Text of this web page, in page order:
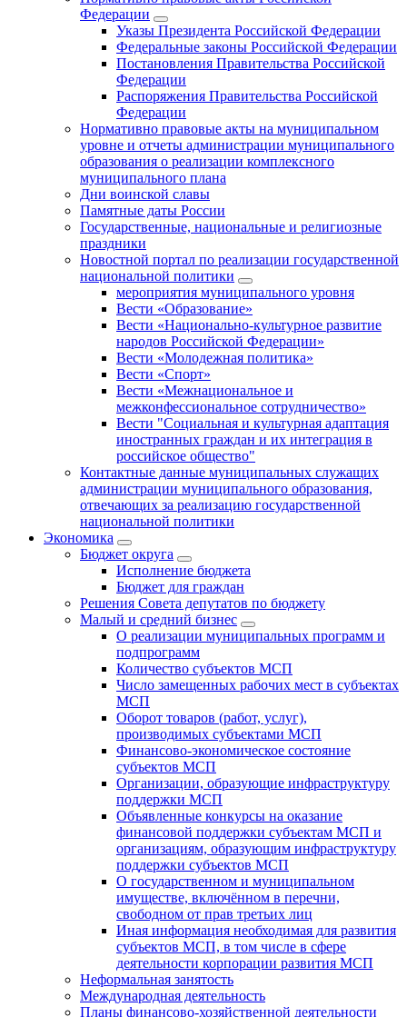
Федерации
Указы Президента Российской Федерации
Федеральные законы Российской Федерации
Постановления Правительства Российской
Федерации
Распоряжения Правительства Российской
Федерации
Нормативно правовые акты на муниципальном
уровне и отчеты администрации муниципального
образования о реализации комплексного
муниципального плана
Дни воинской славы
Памятные даты России
Государственные, национальные и религиозные
праздники
Новостной портал по реализации государственной
национальной политики
мероприятия муниципального уровня
Вести «Образование»
Вести «Национально-культурное развитие
народов Российской Федерации»
Вести «Молодежная политика»
Вести «Спорт»
Вести «Межнациональное и
межконфессиональное сотрудничество»
Вести "Социальная и культурная адаптация
иностранных граждан и их интеграция в
российское общество"
Контактные данные муниципальных служащих
администрации муниципального образования,
отвечающих за реализацию государственной
национальной политики
Экономика
Бюджет округa
Исполнение бюджета
Бюджет для граждан
Решения Совета депутатов по бюджету
Малый и средний бизнес
О реализации муниципальных программ и
подпрограмм
Количество субъектов МСП
Число замещенных рабочих мест в субъектах
МСП
Оборот товаров (работ, услуг),
производимых субъектами МСП
Финансово-экономическое состояние
субъектов МСП
Организации, образующие инфраструктуру
поддержки МСП
Объявленные конкурсы на оказание
финансовой поддержки субъектам МСП и
организациям, образующим инфраструктуру
поддержки субъектов МСП
О государственном и муниципальном
имуществе, включённом в перечни,
свободном от прав третьих лиц
Иная информация необходимая для развития
субъектов МСП, в том числе в сфере
деятельности корпорации развития МСП
Неформальная занятость
Международная деятельность
Планы финансово-хозяйственной деятельности